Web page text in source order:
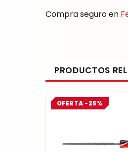
Compra seguro en
OFERTA -25% price
price